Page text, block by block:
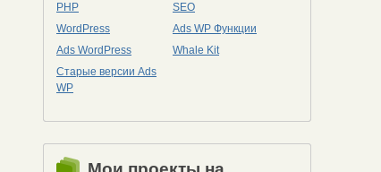
PHP
SEO
WordPress
Ads WP Функции
Ads WordPress
Whale Kit
Старые версии Ads
WP